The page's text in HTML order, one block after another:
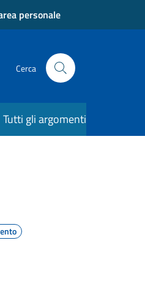
personale
Cerca
Tutti gli argomenti